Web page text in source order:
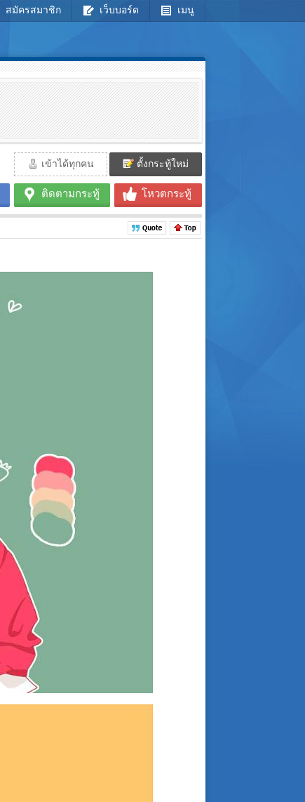
สมัครสมาชิก เว็บบอร์ด เมนู
เข้าได้ทุกคน ตั้งกระทู้ใหม่
ติดตามกระทู้ โหวตกระทู้